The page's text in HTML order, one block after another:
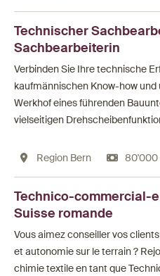
Technischer
Sachbearbeiterin
Verbinden Sie Ihre technische
kaufmännischen Know-how
Werkhof eines führenden
vielseitigen
Region Bern 80'000
Technico-commercial-
Suisse romande
Vous aimez conseiller vos
et autonomie sur le terrain ?
chimie textile en tant que